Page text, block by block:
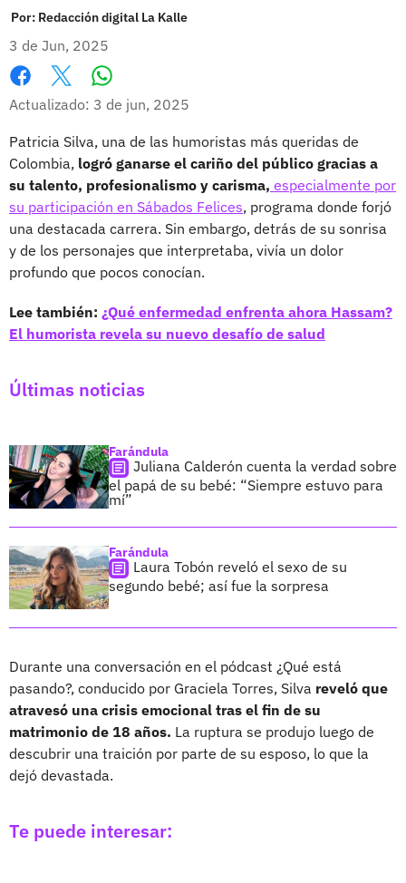
Por: Redacción digital La Kalle
3 de Jun, 2025
Facebook
X
Actualizado: 3 de jun, 2025
Patricia Silva, una de las humoristas más queridas de
Colombia, logró ganarse el cariño del público gracias a
su talento, profesionalismo y carisma, especialmente por
su participación en Sábados Felices, programa donde forjó
una destacada carrera. Sin embargo, detrás de su sonrisa
y de los personajes que interpretaba, vivía un dolor
profundo que pocos conocían.
Lee también: ¿Qué enfermedad enfrenta ahora Hassam?
El humorista revela su nuevo desafío de salud
Últimas noticias
Farándula
Juliana Calderón cuenta la verdad sobre
el papá de su bebé: “Siempre estuvo para
mí”
Farándula
Laura Tobón reveló el sexo de su
segundo bebé; así fue la sorpresa
Durante una conversación en el pódcast ¿Qué está
pasando?, conducido por Graciela Torres, Silva reveló que
atravesó una crisis emocional tras el fin de su
matrimonio de 18 años. La ruptura se produjo luego de
descubrir una traición por parte de su esposo, lo que la
dejó devastada.
Te puede interesar: